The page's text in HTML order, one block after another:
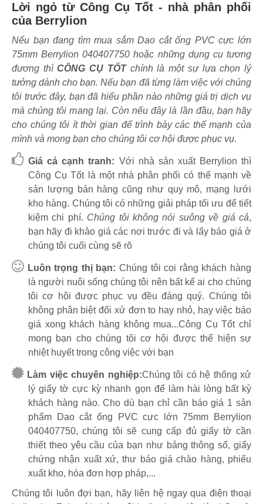
Lời ngỏ từ Công Cụ Tốt - nhà phân phối
của Berrylion
Nếu bạn đang tìm mua sắm Dao cắt ống PVC cực lớn
75mm Berrylion 040407750 hoặc những dụng cụ tương
đương thìCÔNG CỤ TỐTchính là một sự lựa chọn lý
tưởng dành cho bạn. Nếu bạn đã từng làm việc với chúng
tôi trước đây, bạn đã hiểu phần nào những giá trị dịch vụ
mà chúng tôi mang lại. Còn nếu đây là lần đầu, bạn hãy
cho chúng tôi ít thời gian để trình bày các thế mạnh của
mình và mong bạn cho chúng tôi cơ hội được phục vụ.
Giá cả cạnh tranh: Với nhà sản xuất Berrylion thì
Công Cụ Tốt là một nhà phân phối có thế mạnh về
sản lượng bán hàng cũng như quy mô, mạng lưới
kho hàng. Chúng tôi có những giải pháp tối ưu để tiết
kiệm chi phí. Chúng tôi không nói suông về giá cả,
bạn hãy đi khảo giá các nơi trước đi và lấy báo giá ở
chúng tôi cuối cùng sẽ rõ
Luôn trọng thị bạn: Chúng tôi coi rằng khách hàng
là người nuôi sống chúng tôi nên bất kể ai cho chúng
tôi cơ hội được phục vụ đều đáng quý. Chúng tôi
không phân biệt đối xử đơn to hay nhỏ, hay việc báo
giá xong khách hàng không mua...Công Cụ Tốt chỉ
mong bạn cho chúng tôi cơ hội được thể hiện sự
nhiệt huyết trong công việc với bạn
Làm việc chuyên nghiệp:Chúng tôi có hệ thống xử
lý giấy tờ cực kỳ nhanh gọn để làm hài lòng bất kỳ
khách hàng nào. Cho dù bạn chỉ cần báo giá 1 sản
phẩm Dao cắt ống PVC cực lớn 75mm Berrylion
040407750, chúng tôi sẽ cung cấp đủ giấy tờ cần
thiết theo yêu cầu của bạn như bảng thông số, giấy
chứng nhận xuất xứ, thư báo giá chào hàng, phiếu
xuất kho, hóa đơn hợp pháp,...
Chúng tôi luôn đợi bạn, hãy liên hệ ngay qua điện thoại